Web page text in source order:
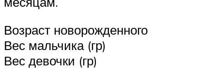
Возраст новорожденного
Вес мальчика (гр)
Вес девочки (гр)